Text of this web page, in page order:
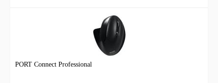
PORT Connect Professional